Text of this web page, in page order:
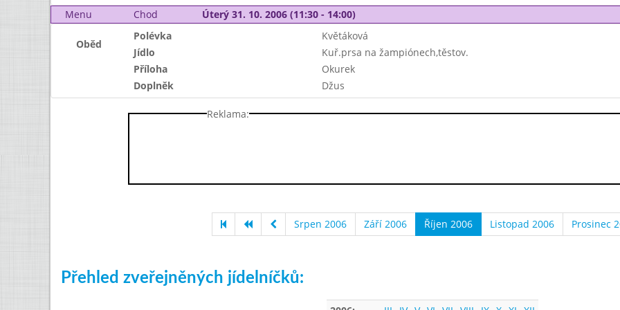
Menu Chod Úterý 31. 10. 2006 (11:30 - 14:00)
Oběd
Polévka
Květáková
Jídlo
Kuř.prsa na žampiónech,těstov.
Příloha
Okurek
Doplněk
Džus
Reklama:
Srpen 2006 Září 2006 Říjen 2006 Listopad 2006 Prosinec
Přehled zveřejněných jídelníčků: